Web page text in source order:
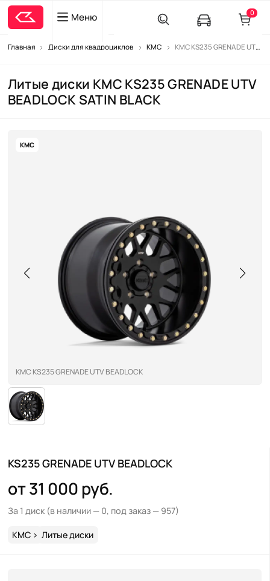
Меню 0
Главная Диски для квадроциклов KMC KMC KS235 GRENADE UTV BEADLOCK SATIN BLACK
Литые диски KMC KS235 GRENADE UTV
BEADLOCK SATIN BLACK
KMC
KMC KS235 GRENADE UTV BEADLOCK
KS235 GRENADE UTV BEADLOCK
от 31 000 руб.
За 1 диск (в наличии — 0, под заказ — 957)
KMC > Литые диски